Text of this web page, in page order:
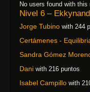
No users found with this
Nivel 6 –
Jorge Tubino with 244
Certámenes -
Sandra Gómez
Dani with 216 puntos
Isabel Campillo with